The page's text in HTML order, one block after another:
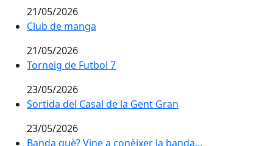
21/05/2026
Club de manga
Club de manga
21/05/2026
Torneig de Futbol 7
23/05/2026
Sortida del Casal de la Gent Gran
Sortida del Casal de la Gent Gran
23/05/2026
Banda què? Vine a conèixer la banda...
Banda què? Vine a conèixer la banda...